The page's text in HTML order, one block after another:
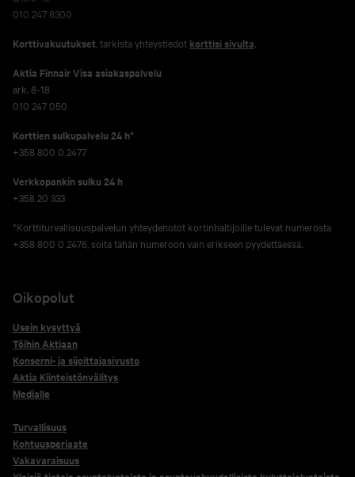
010 247 8300
Korttivakuutukset , tarkista yhteystiedot korttisi sivulta.
Aktia Finnair Visa asiakaspalvelu
ark. 8-18
010 247 050
Korttien sulkupalvelu 24 h*
+358 800 0 2477
Verkko­pankin sulku 24 h
+358 20 333
*Korttiturvallisuuspalvelun yhteydenotot kortinhaltijoille tulevat numerosta
+358 800 0 2476, soita tähän numeroon vain erikseen pyydettäessä.
Oikopolut
Usein kysyttyä
Töihin Aktiaan
Konserni- ja sijoittajasivusto
Aktia Kiinteistönvälitys
Medialle
Turvallisuus
Kohtuusperiaate
Vakavaraisuus